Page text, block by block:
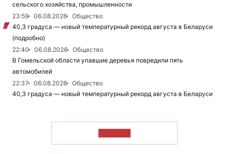
сельского хозяйства, промышленности
23:59
06.08.2026
Общество
40,3 градуса — новый температурный рекорд августа в Беларуси
(подробно)
22:40
06.08.2026
Общество
В Гомельской области упавшие деревья повредили пять
автомобилей
22:37
06.08.2026
Общество
40,3 градуса — новый температурный рекорд августа в Беларуси